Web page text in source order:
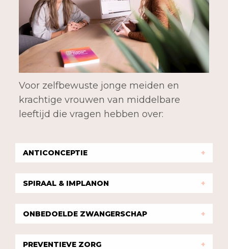
Voor zelfbewuste jonge meiden en
krachtige vrouwen van middelbare
leeftijd die vragen hebben over:
ANTICONCEPTIE
SPIRAAL & IMPLANON
ONBEDOELDE ZWANGERSCHAP
PREVENTIEVE ZORG